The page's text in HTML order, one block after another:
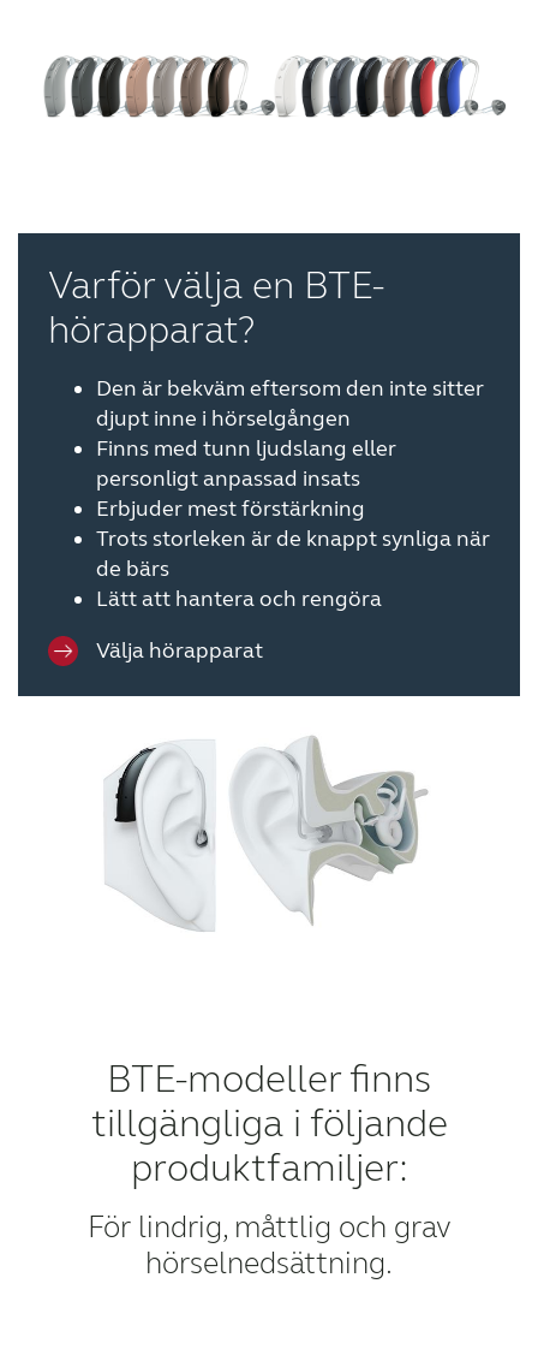
United States Österreich
Varför välja en BTE-
hörapparat?
Den är bekväm eftersom den inte sitter
djupt inne i hörselgången
Finns med tunn ljudslang eller
personligt anpassad insats
Erbjuder mest förstärkning
Trots storleken är de knappt synliga när
de bärs
Lätt att hantera och rengöra
Välja hörapparat
BTE-modeller finns
tillgängliga i följande
produktfamiljer:
För lindrig, måttlig och grav
hörselnedsättning.